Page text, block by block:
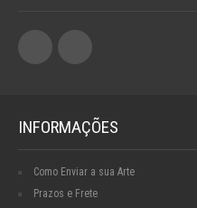
INFORMAÇÕES
Como Enviar a sua Arte
Prazos e Frete